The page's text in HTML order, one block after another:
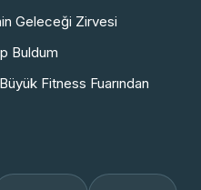
Geleceği Zirvesi
Buldum
Fitness Fuarından